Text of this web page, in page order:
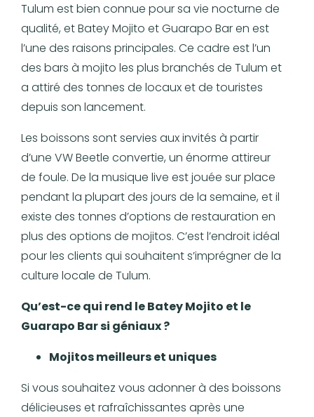
Tulum est bien connue pour sa vie nocturne de
qualité, et Batey Mojito et Guarapo Bar en est
l’une des raisons principales. Ce cadre est l’un
des bars à mojito les plus branchés de Tulum et
a attiré des tonnes de locaux et de touristes
depuis son lancement.
Les boissons sont servies aux invités à partir
d’une VW Beetle convertie, un énorme attireur
de foule. De la musique live est jouée sur place
pendant la plupart des jours de la semaine, et il
existe des tonnes d’options de restauration en
plus des options de mojitos. C’est l’endroit idéal
pour les clients qui souhaitent s’imprégner de la
culture locale de Tulum.
Qu’est-ce qui rend le Batey Mojito et le
Guarapo Bar si géniaux ?
Mojitos meilleurs et uniques
Si vous souhaitez vous adonner à des boissons
délicieuses et rafraîchissantes après une